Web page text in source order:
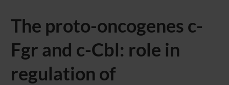
The proto-oncogenes c-
Fgr and c-Cbl: role in
regulation of